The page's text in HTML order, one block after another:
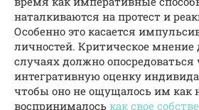
наталкиваются на протест и
Особенно это касается
личностей. Критическое мнение
случаях должно
интегративную оценку
чтобы оно не ощущалось им как
воспринималось как свое